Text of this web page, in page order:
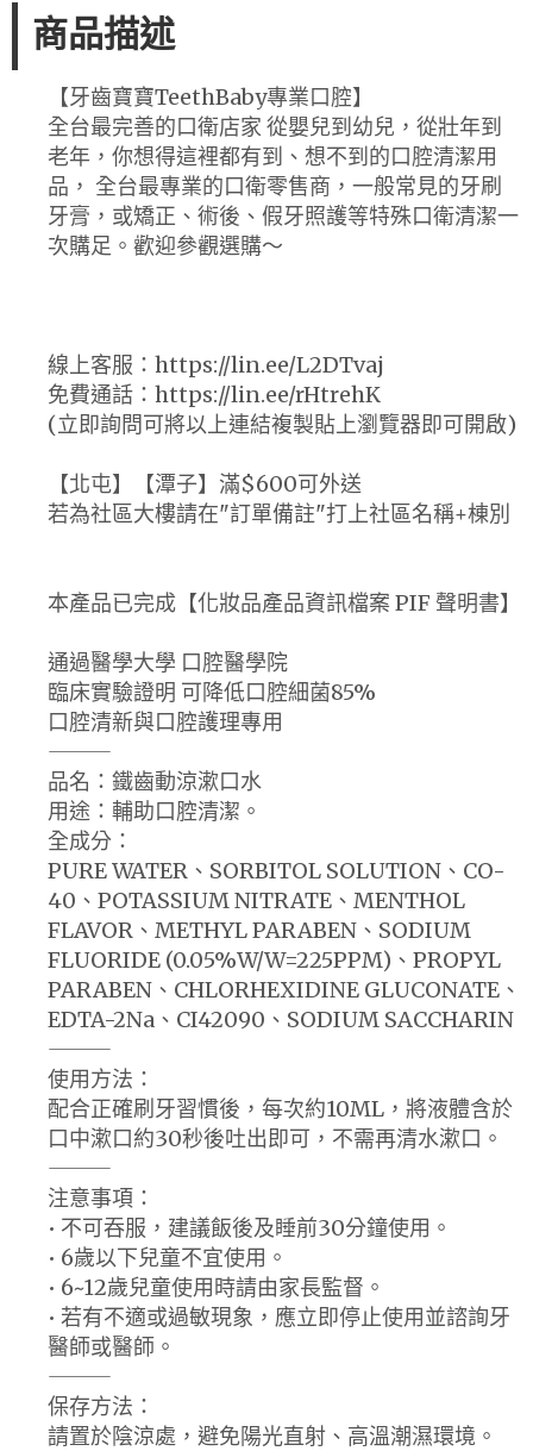
商品描述
【牙齒寶寶TeethBaby專業口腔】
全台最完善的口衛店家 從嬰兒到幼兒，從壯年到
老年，你想得這裡都有到、想不到的口腔清潔用
品， 全台最專業的口衛零售商，一般常見的牙刷
牙膏，或矯正、術後、假牙照護等特殊口衛清潔一
次購足。歡迎參觀選購～
線上客服：https://lin.ee/L2DTvaj
免費通話：https://lin.ee/rHtrehK
(立即詢問可將以上連結複製貼上瀏覽器即可開啟)
【北屯】【潭子】滿$600可外送
若為社區大樓請在"訂單備註"打上社區名稱+棟別
本產品已完成【化妝品產品資訊檔案 PIF 聲明書】
通過醫學大學 口腔醫學院
臨床實驗證明 可降低口腔細菌85%
口腔清新與口腔護理專用
⸻
品名：鐵齒動涼漱口水
用途：輔助口腔清潔。
全成分：
PURE WATER、SORBITOL SOLUTION、CO-
40、POTASSIUM NITRATE、MENTHOL
FLAVOR、METHYL PARABEN、SODIUM
FLUORIDE (0.05%W/W=225PPM)、PROPYL
PARABEN、CHLORHEXIDINE GLUCONATE、
EDTA-2Na、CI42090、SODIUM SACCHARIN
⸻
使用方法：
配合正確刷牙習慣後，每次約10ML，將液體含於
口中漱口約30秒後吐出即可，不需再清水漱口。
⸻
注意事項：
• 不可吞服，建議飯後及睡前30分鐘使用。
• 6歲以下兒童不宜使用。
• 6~12歲兒童使用時請由家長監督。
• 若有不適或過敏現象，應立即停止使用並諮詢牙
醫師或醫師。
⸻
保存方法：
請置於陰涼處，避免陽光直射、高溫潮濕環境。